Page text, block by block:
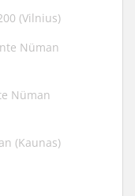
(Vilnius)
Nüman
Nüman
(Kaunas)